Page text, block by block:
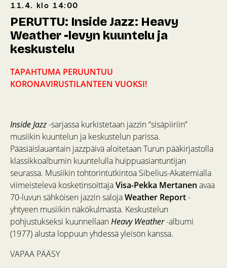
11.4. klo 14:00
PERUTTU: Inside Jazz: Heavy
Weather -levyn kuuntelu ja
keskustelu
TAPAHTUMA PERUUNTUU
KORONAVIRUSTILANTEEN VUOKSI!
Inside Jazz-sarjassa kurkistetaan jazzin “sisäpiiriin”
musiikin kuuntelun ja keskustelun parissa.
Pääsiäislauantain jazzpäivä aloitetaan Turun pääkirjastolla
klassikkoalbumin kuuntelulla huippuasiantuntijan
seurassa. Musiikin tohtorintutkintoa Sibelius-Akatemialla
viimeistelevä kosketinsoittajaVisa-Pekka Mertanen avaa
70-luvun sähköisen jazzin salojaWeather Report-
yhtyeen musiikin näkökulmasta. Keskustelun
pohjustukseksi kuunnellaanHeavy Weather-albumi
(1977) alusta loppuun yhdessä yleisön kanssa.
VAPAA PÄÄSY